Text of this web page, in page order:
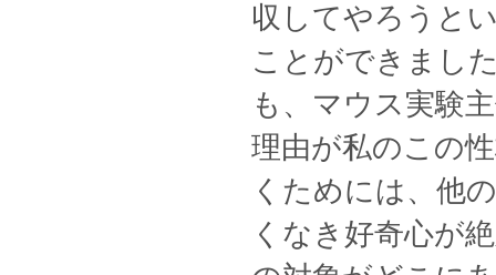
収してやろうと
ことができまし
も、マウス実験
理由が私のこの
くためには、他
くなき好奇心が